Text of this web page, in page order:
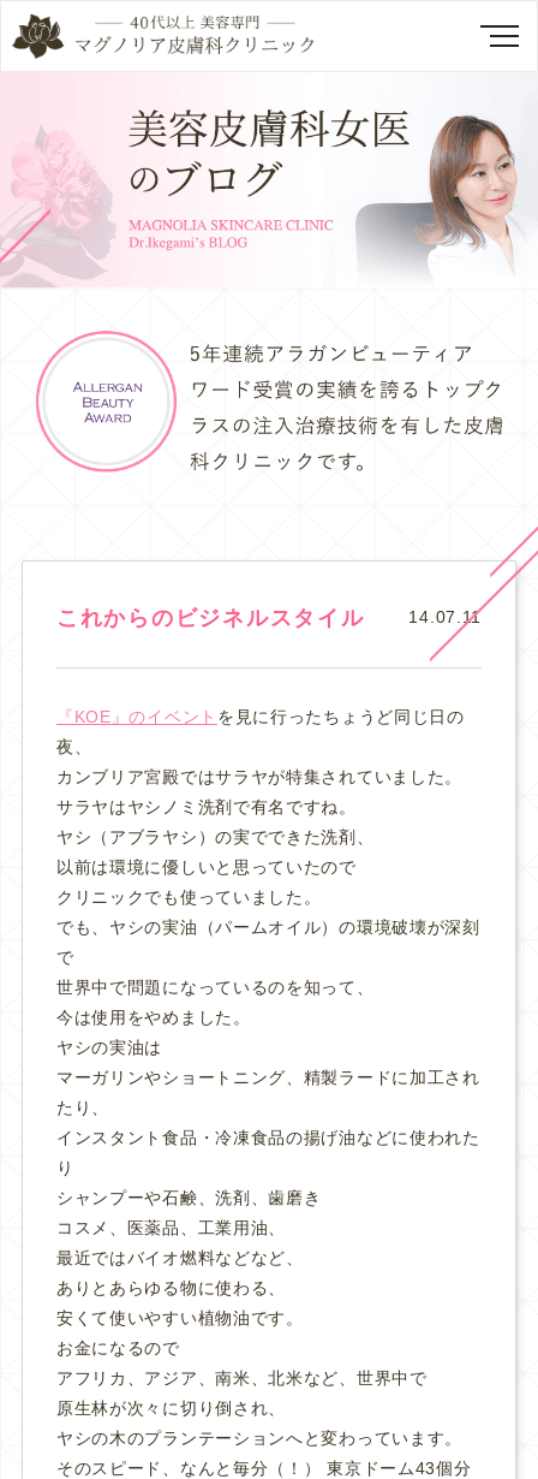
これからのビジネルスタイル 14.07.11
『KOE』のイベント を見に行ったちょうど同じ日の
夜、
カンブリア宮殿ではサラヤが特集されていました。
サラヤはヤシノミ洗剤で有名ですね。
ヤシ（アブラヤシ）の実でできた洗剤、
以前は環境に優しいと思っていたので
クリニックでも使っていました。
でも、ヤシの実油（パームオイル）の環境破壊が深刻
で
世界中で問題になっているのを知って、
今は使用をやめました。
ヤシの実油は
マーガリンやショートニング、精製ラードに加工され
たり、
インスタント食品・冷凍食品の揚げ油などに使われた
り
シャンプーや石鹸、洗剤、歯磨き
コスメ、医薬品、工業用油、
最近ではバイオ燃料などなど、
ありとあらゆる物に使わる、
安くて使いやすい植物油です。
お金になるので
アフリカ、アジア、南米、北米など、世界中で
原生林が次々に切り倒され、
ヤシの木のプランテーションへと変わっています。
そのスピード、なんと毎分（！） 東京ドーム43個分